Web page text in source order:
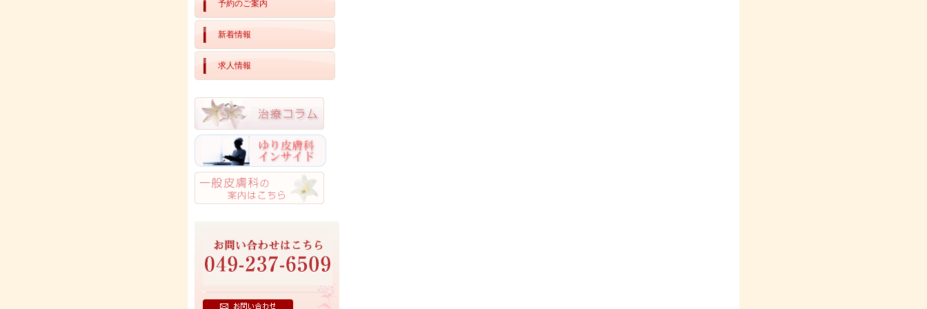
予約のご案内
新着情報
求人情報